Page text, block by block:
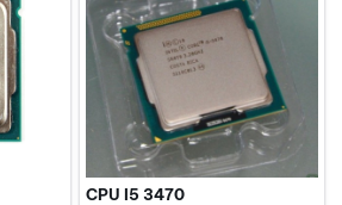
CPU I5 3470